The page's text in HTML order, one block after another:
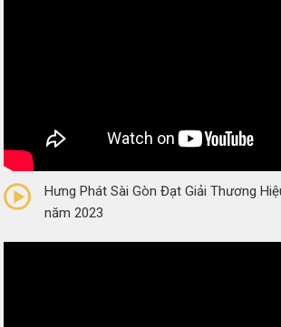
(0 Reviews)
Hưng Phát Sài Gòn Đạt Giải Thương
năm 2023